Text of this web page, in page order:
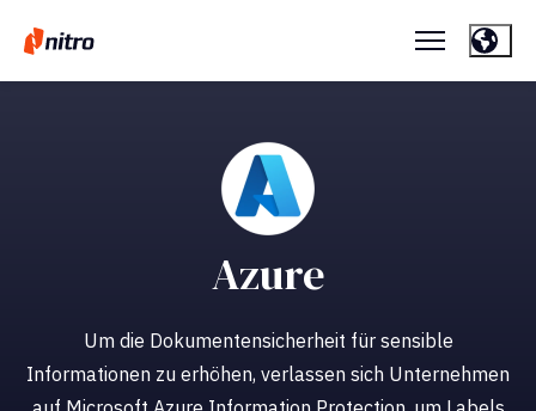
Azure
Um die Dokumentensicherheit für sensible
Informationen zu erhöhen, verlassen sich Unternehmen